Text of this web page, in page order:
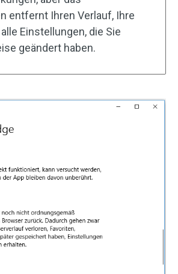
entfernt Ihren Verlauf, Ihre
Einstellungen, die Sie
geändert haben.